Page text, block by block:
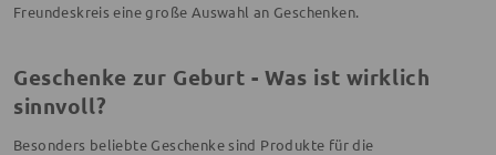
Freundeskreis eine große Auswahl an Geschenken.
Geschenke zur Geburt - Was ist wirklich
sinnvoll?
Besonders beliebte Geschenke sind Produkte für die